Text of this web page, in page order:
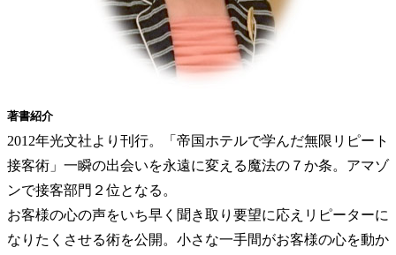
著書紹介
2012年光文社より刊行。「帝国ホテルで学んだ無限リピート
接客術」一瞬の出会いを永遠に変える魔法の７か条。アマゾ
ンで接客部門２位となる。
お客様の心の声をいち早く聞き取り要望に応えリピーターに
なりたくさせる術を公開。小さな一手間がお客様の心を動か